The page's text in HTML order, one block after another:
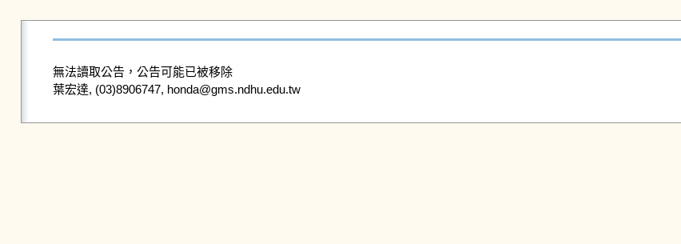
無法讀取公告，公告可能已被移除
葉宏達, (03)8906747, honda@gms.ndhu.edu.tw